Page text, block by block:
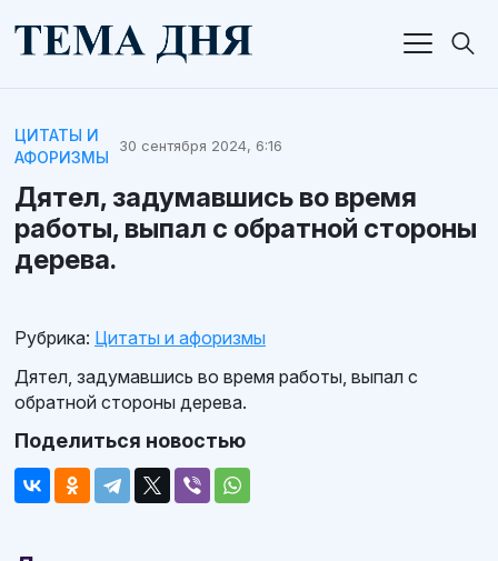
ЦИТАТЫ И
АФОРИЗМЫ
30 сентября 2024, 6:16
Дятел, задумавшись во время
работы, выпал с обратной стороны
дерева.
Рубрика: Цитаты и афоризмы
Дятел, задумавшись во время работы, выпал с
обратной стороны дерева.
Поделиться новостью